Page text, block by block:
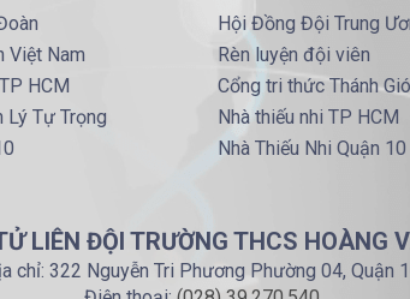
Việt Nam
HCM
Lý Tự Trọng
Hội Đồng Đội Trung
Rèn luyện đội viên
Cổng tri thức Thánh
Nhà thiếu nhi TP HCM
Nhà Thiếu Nhi Quận 10
LIÊN ĐỘI TRƯỜNG THCS HOÀNG
chỉ: 322 Nguyễn Tri Phương Phường 04, Quận